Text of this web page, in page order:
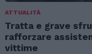
ATTUALITÀ
Tratta e grave
rafforzare
vittime